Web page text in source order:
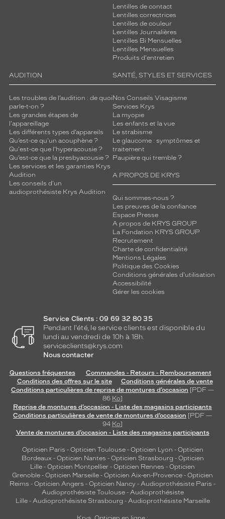
Lentilles de contact
Lentilles correctrices
Lentilles de couleur
Lentilles Journalières
Lentilles Bi Mensuelles
Lentilles Mensuelles
Produits d'entretien
AUDITION
Les troubles de l’audition : de quoi
parle-t-on ?
Les grandes étapes de
l'appareillage
Les différents types d’appareils
Qu’est-ce qu'un acouphène ?
Qu'est-ce que l'hyperacousie ?
Qu’est-ce que la presbyacousie ?
Les services et les garanties Krys
Audition
Les conseils d'un
audioprothésiste Krys Audition
SANTÉ, STYLES ET SERVICES
Nos Conseils Visagisme
Services Krys
La myopie
Les enfants et la vue
Le strabisme
Le glaucome : symptômes et
traitement
Paupière qui tremble ?
A PROPOS DE KRYS
Qui sommes-nous ?
Les preuves de la confiance
Espace Presse
A propos de KRYS GROUP
La Fondation KRYS GROUP
Recrutement
Charte de confidentialité
Mentions Légales
Politique des Cookies
Conditions générales d'utilisation
Accessibilité
Gérer les cookies
Service Clients : 09 69 32 80 35
Pendant l'été, le service clients est disponible du
lundi au vendredi de 10h à 18h.
serviceclients@krys.com
Nous contacter
Questions fréquentes
Commandes - Retours - Remboursement
Conditions des offres sur le site
Conditions générales de vente
Conditions particulières de reprise de montures d’occasion [PDF —
86 Ko]
Reprise de montures d’occasion - Liste des magasins participants
Conditions particulières de vente de montures d’occasion [PDF —
94 Ko]
Vente de montures d’occasion - Liste des magasins participants
Opticien Paris - Opticien Toulouse- Opticien Lyon - Opticien
Bordeaux- Opticien Nantes - Opticien Strasbourg - Opticien
Lille - Opticien Montpellier - Opticien Rennes - Opticien
Grenoble - Opticien Marseille - Opticien Aix-en-Provence - Opticien
Reims - Opticien Angers - Opticien Nancy - Audioprothésiste Paris -
Audioprothésiste Toulouse- Audioprothésiste
Lille- Audioprothésiste Strasbourg - Audioprothésiste Marseille